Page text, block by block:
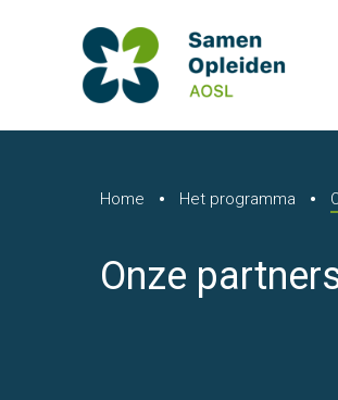
Home Het programma
Onze